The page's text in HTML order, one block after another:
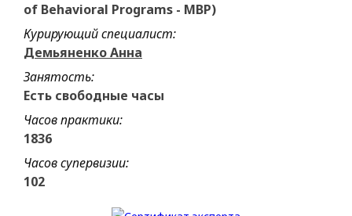
of Behavioral Programs - MBP)
Курирующий специалист:
Демьяненко Анна
Занятость:
Есть свободные часы
Часов практики:
1836
Часов супервизии:
102